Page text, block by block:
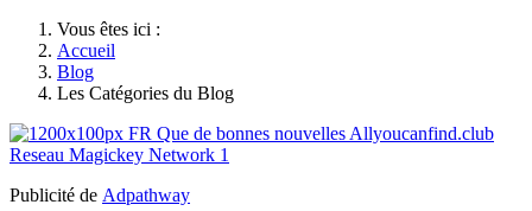
Vous êtes ici :
Accueil
Blog
Les Catégories du Blog
Publicité de Adpathway